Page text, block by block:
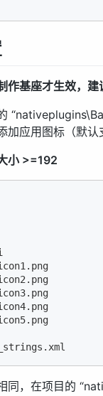
作基座才生效，建
加应用图标（默
小 >=192
同，在项目的